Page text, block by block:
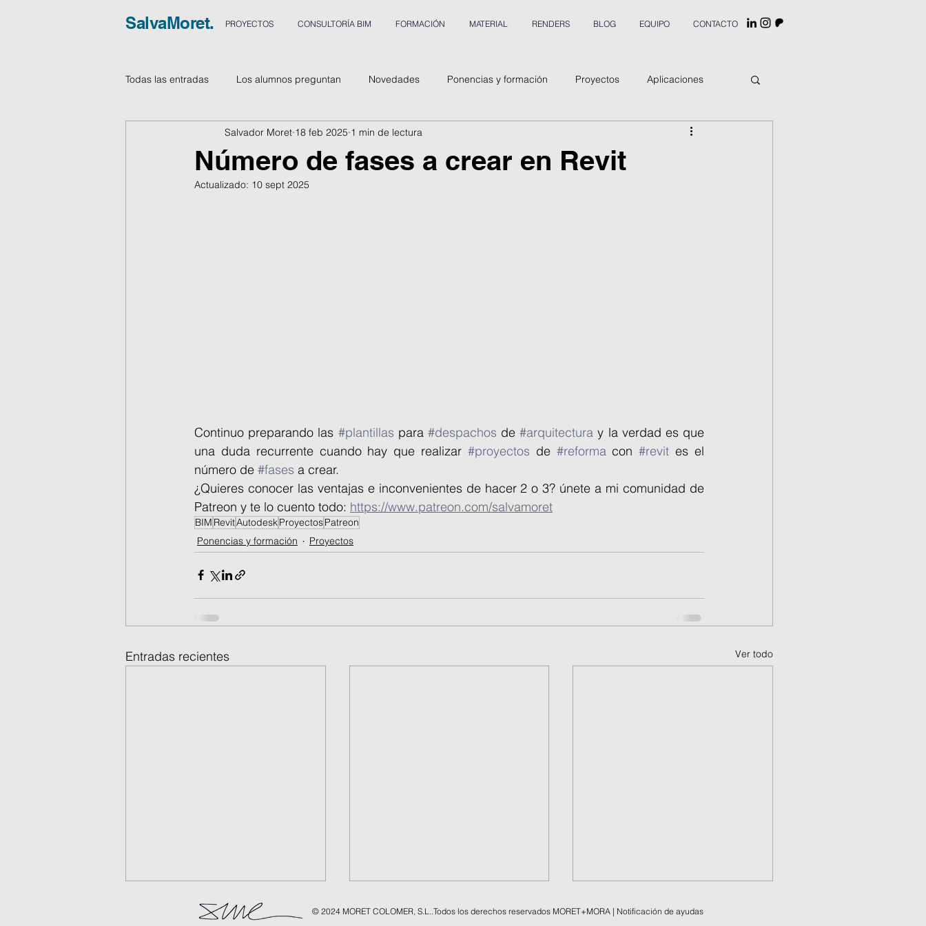
SalvaMoret. PROYECTOS CONSULTORÍA BIM FORMACIÓN MATERIAL RENDERS BLOG EQUIPO CONTACTO
Todas las entradas Los alumnos preguntan Novedades Ponencias y formación Proyectos Aplicaciones
Número de fases a crear en Revit
Salvador Moret 18 feb 2025 1 min de lectura
Actualizado: 10 sept 2025
Continuo preparando las #plantillas para #despachos de #arquitectura y la verdad es que
una duda recurrente cuando hay que realizar #proyectos de #reforma con #revit es el
número de #fases a crear.
¿Quieres conocer las ventajas e inconvenientes de hacer 2 o 3? únete a mi comunidad de
Patreon y te lo cuento todo: https://www.patreon.com/salvamoret
BIM RevitAutodeskProyectosPatreon
Ponencias y formación
Proyectos
Entradas recientes Ver todo
© 2024 MORET COLOMER, S.L..Todos los derechos reservados MORET+MORA | Notificación de ayudas